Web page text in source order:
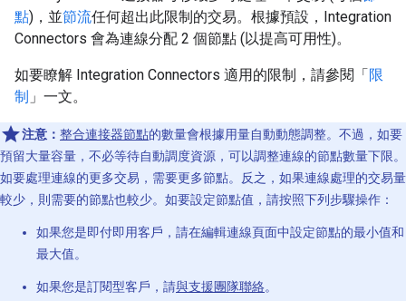
點)，並節流任何超出此限制的交易。根據預設，Integration
Connectors 會為連線分配 2 個節點 (以提高可用性)。
如要瞭解 Integration Connectors 適用的限制，請參閱「限
制 」一文。
注意： 整合連接器節點的數量會根據用量自動動態調整。不過，如要
預留大量容量，不必等待自動調度資源，可以調整連線的節點數量下限。
如要處理連線的更多交易，需要更多節點。反之，如果連線處理的交易量
較少，則需要的節點也較少。如要設定節點值，請按照下列步驟操作：
如果您是即付即用客戶，請在編輯連線頁面中設定節點的最小值和
最大值。
如果您是訂閱型客戶，請與支援團隊聯絡。